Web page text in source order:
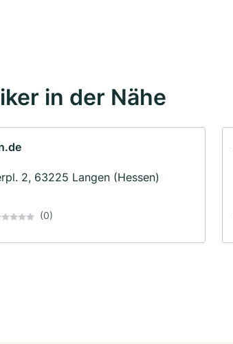
in der Nähe
2, 63225 Langen (Hessen)
(0)